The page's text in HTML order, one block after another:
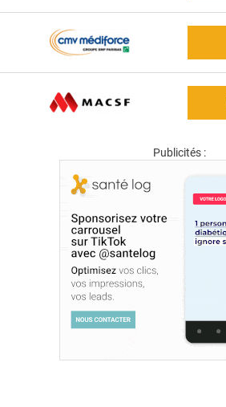
Publicités :